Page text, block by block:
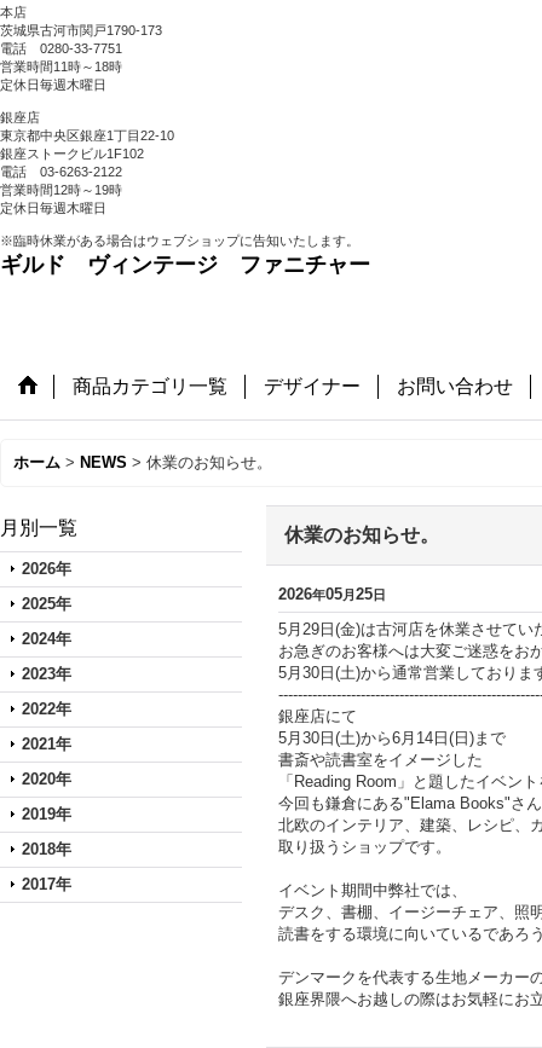
本店
茨城県古河市関戸1790-173
電話 0280-33-7751
営業時間11時～18時
定休日毎週木曜日
銀座店
東京都中央区銀座1丁目22-10
銀座ストークビル1F102
電話 03-6263-2122
営業時間12時～19時
定休日毎週木曜日
※臨時休業がある場合はウェブショップに告知いたします。
ギルド ヴィンテージ ファニチャー
商品カテゴリ一覧 デザイナー お問い合わせ
ホーム > NEWS > 休業のお知らせ。
月別一覧
2026年
2025年
2024年
2023年
2022年
2021年
2020年
2019年
2018年
2017年
休業のお知らせ。
2026年05月25日
5月29日(金)は古河店を休業させてい
お急ぎのお客様へは大変ご迷惑をお
5月30日(土)から通常営業しておりま
銀座店にて
5月30日(土)から6月14日(日)まで
書斎や読書室をイメージした
「Reading Room」と題したイベン
今回も鎌倉にある"Elama Books"さ
北欧のインテリア、建築、レシピ、
取り扱うショップです。
イベント期間中弊社では、
デスク、書棚、イージーチェア、照
読書をする環境に向いているであろ
デンマークを代表する生地メーカー
銀座界隈へお越しの際はお気軽にお